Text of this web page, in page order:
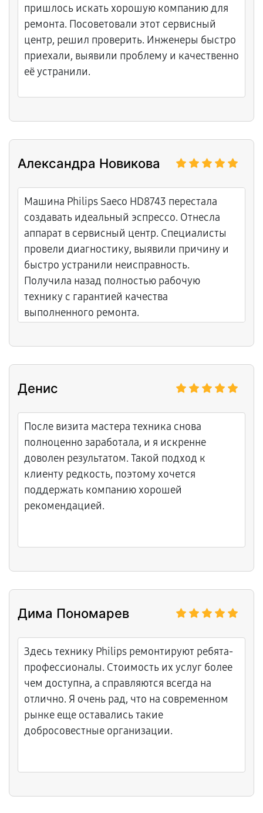
пришлось искать хорошую компанию для
ремонта. Посоветовали этот сервисный
центр, решил проверить. Инженеры быстро
приехали, выявили проблему и качественно
её устранили.
Александра Новикова
Машина Philips Saeco HD8743 перестала
создавать идеальный эспрессо. Отнесла
аппарат в сервисный центр. Специалисты
провели диагностику, выявили причину и
быстро устранили неисправность.
Получила назад полностью рабочую
технику с гарантией качества
выполненного ремонта.
Денис
После визита мастера техника снова
полноценно заработала, и я искренне
доволен результатом. Такой подход к
клиенту редкость, поэтому хочется
поддержать компанию хорошей
рекомендацией.
Дима Пономарев
Здесь технику Philips ремонтируют ребята-
профессионалы. Стоимость их услуг более
чем доступна, а справляются всегда на
отлично. Я очень рад, что на современном
рынке еще оставались такие
добросовестные организации.